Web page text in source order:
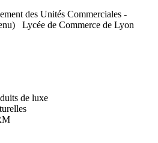
des Unités Commerciales -
Lycée de Commerce de Lyon
de luxe